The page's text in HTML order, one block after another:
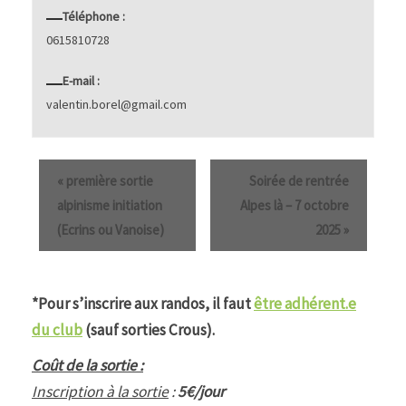
Téléphone :
0615810728
E-mail :
valentin.borel@gmail.com
« première sortie
alpinisme initiation
(Ecrins ou Vanoise)
Soirée de rentrée
Alpes là – 7 octobre
2025 »
*Pour s’inscrire aux randos, il fautêtre adhérent.e
du club(sauf sorties Crous).
Coût de la sortie :
Inscription à la sortie:5€/jour